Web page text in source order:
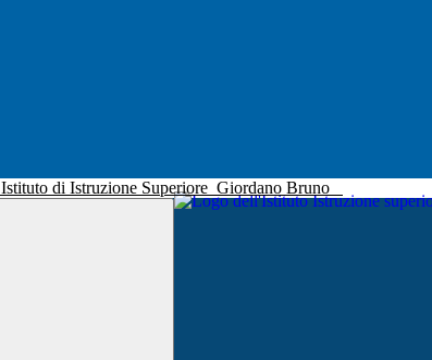
Istituto di Istruzione Superiore Giordano Bruno